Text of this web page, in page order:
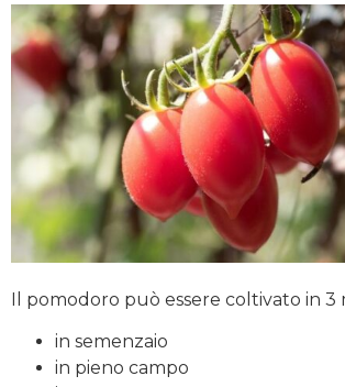
Il pomodoro può essere coltivato in 3
in semenzaio
in pieno campo